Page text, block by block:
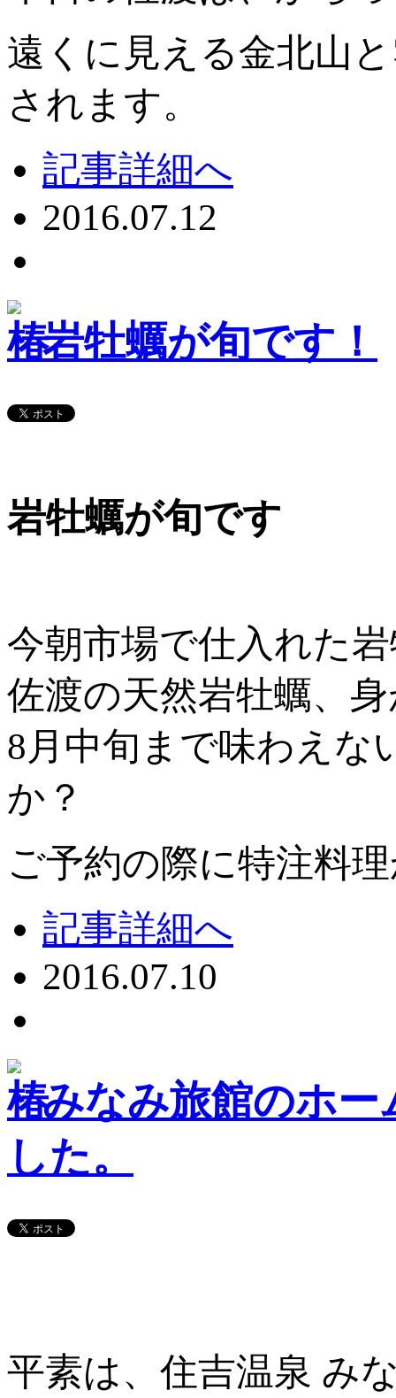
遠くに見える金北山
されます。
記事詳細へ
2016.07.12
岩牡蠣が旬です！
岩牡蠣が旬です
今朝市場で仕入れた
佐渡の天然岩牡蠣、
8月中旬まで味わえな
か？
ご予約の際に特注料
記事詳細へ
2016.07.10
みなみ旅館のホ
した。
平素は、住吉温泉 み